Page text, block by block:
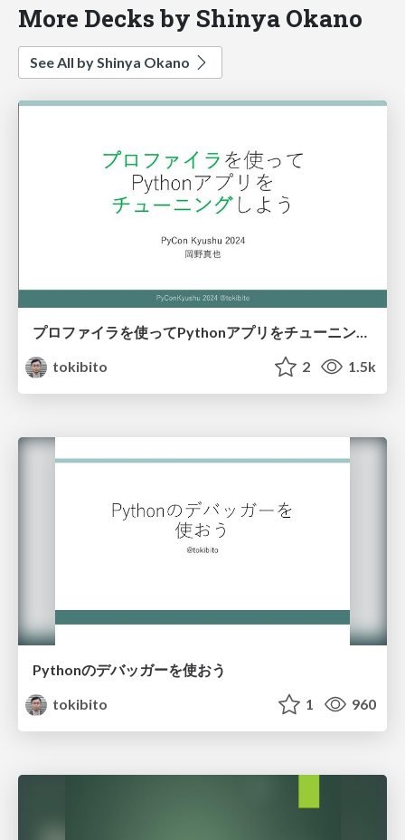
More Decks by Shinya Okano
See All by Shinya Okano
プロファイラを使ってPythonアプリをチューニングしよう
tokibito
2 1.5k
Pythonのデバッガーを使おう
tokibito
1 960